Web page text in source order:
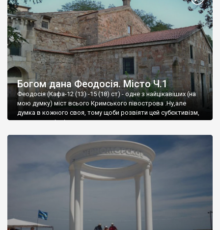
Богом дана Феодосія. Місто Ч.1
Феодосія (Кафа-12 (13) -15 (18) ст) - одне з найцікавіших (на
мою думку) міст всього Кримського півострова .Ну,але
думка в кожного своя, тому щоби розвіяти цей субєктивізм,
запрошую відвідати це